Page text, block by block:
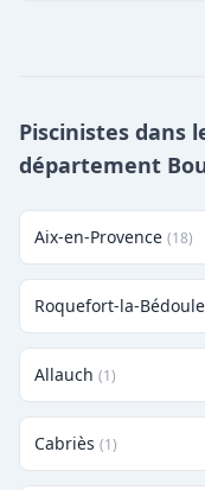
Piscinistes dans
département
Aix-en-Provence (18)
Roquefort-la-Bédoule
Allauch (1)
Cabriès (1)